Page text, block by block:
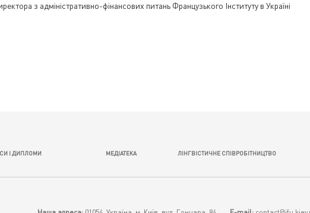
з адміністративно-фінансових питань Французького Інституту в Україні
І ДИПЛОМИ МЕДІАТЕКА ЛІНГВІСТИЧНЕ СПІВРОБІТНИЦТВО